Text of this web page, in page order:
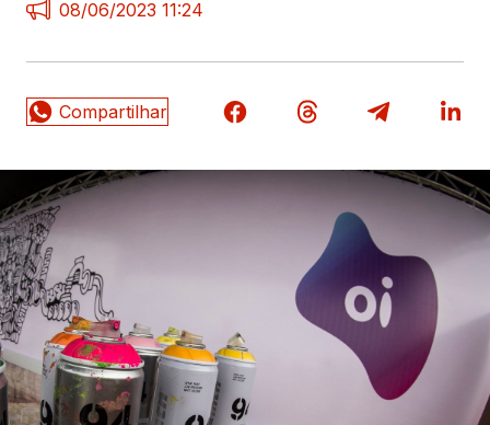
08/06/2023 11:24